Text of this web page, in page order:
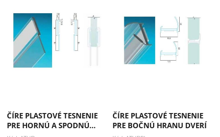
ČÍRE PLASTOVÉ TESNENIE
PRE HORNÚ A SPODNÚ…
ČÍRE PLASTOVÉ TESNENIE
PRE BOČNÚ HRANU DVERÍ